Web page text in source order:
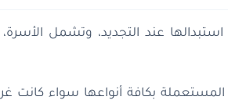
عند التجديد، وتشمل الأسرة،
بكافة أنواعها سواء كانت